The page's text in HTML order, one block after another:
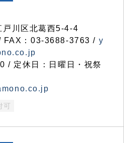
川区北葛西5-4-4
：03-3688-3763 / y
/ 定休日：日曜日・祝祭
可